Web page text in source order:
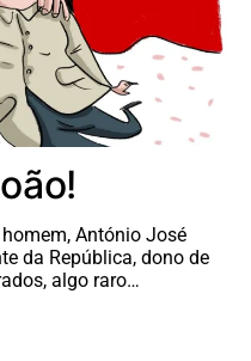
António José
da República, dono de
algo raro…